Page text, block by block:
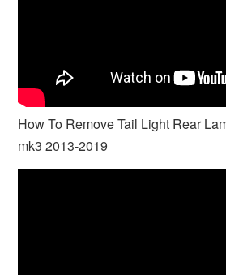
How To Remove Tail Light Rear
mk3 2013-2019